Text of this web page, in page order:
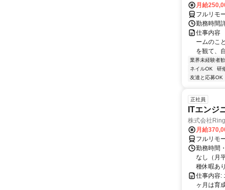
月給
フルリモ
勤務時間
仕事内容
ームのこ
を観て、
業界未経験者
ネイルOK
研
友達と応募OK
正社員
ITエンジ
株式会社Ring
月給
フルリモ
勤務時間
なし（月
種休暇あり
仕事内容:
ヶ月は育